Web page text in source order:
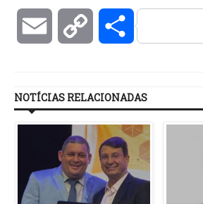
Email Copy Compartilhar
NOTÍCIAS RELACIONADAS